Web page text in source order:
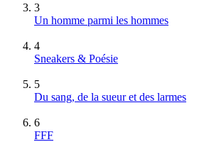
3
Un homme parmi les hommes
4
Sneakers & Poésie
5
Du sang, de la sueur et des larmes
6
FFF